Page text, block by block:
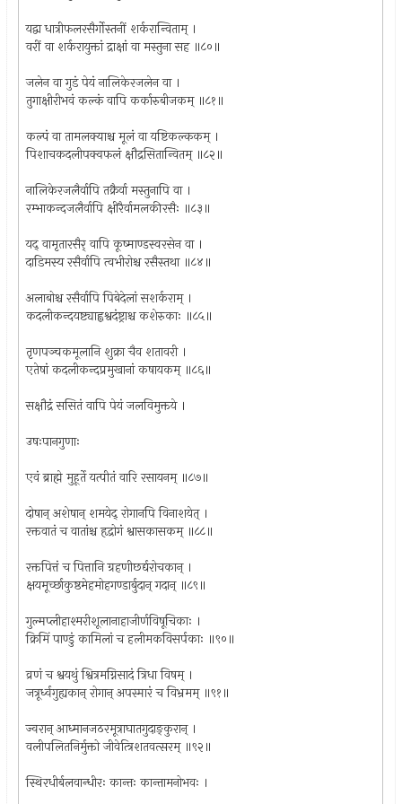
यद्वा धात्रीफलरसैर्गोस्तनीं शर्करान्विताम् ।
वरीं वा शर्करायुक्तां द्राक्षां वा मस्तुना सह ॥८०॥
जलेन वा गुडं पेयं नालिकेरजलेन वा ।
तुगाक्षीरीभवं कल्कं वापि कर्कारुबीजकम् ॥८१॥
कल्पं वा तामलक्याश्च मूलं वा यष्टिकल्ककम् ।
पिशाचकदलीपक्वफलं क्षौद्रसितान्वितम् ॥८२॥
नालिकेरजलैर्वापि तक्रैर्वा मस्तुनापि वा ।
रम्भाकन्दजलैर्वापि क्षीरैर्वामलकीरसैः ॥८३॥
यद् वामृतारसैर् वापि कूष्माण्डस्वरसेन वा ।
दाडिमस्य रसैर्वापि त्वभीरोश्च रसैस्तथा ॥८४॥
अलाबोश्च रसैर्वापि पिबेदेलां सशर्कराम् ।
कदलीकन्दयष्ट्याह्वश्वदंष्ट्राश्च कशेरुकाः ॥८५॥
तृणपञ्चकमूलानि शुक्रा चैव शतावरी ।
एतेषां कदलीकन्दप्रमुखानां कषायकम् ॥८६॥
सक्षौद्रं ससितं वापि पेयं जलविमुक्तये ।
उषःपानगुणाः
एवं ब्राह्मे मुहूर्ते यत्पीतं वारि रसायनम् ॥८७॥
दोषान् अशेषान् शमयेद् रोगानपि विनाशयेत् ।
रक्तवातं च वातांश्च हृद्रोगं श्वासकासकम् ॥८८॥
रक्तपित्तं च पित्तानि ग्रहणीछर्द्यरोचकान् ।
क्षयमूर्च्छाकुष्ठमेहमोहगण्डार्बुदान् गदान् ॥८९॥
गुल्मप्लीहाश्मरीशूलानाहाजीर्णविषूचिकाः ।
क्रिमिं पाण्डुं कामिलां च हलीमकविसर्पकाः ॥९०॥
व्रणं च श्वयथुं श्वित्रमग्निसादं त्रिधा विषम् ।
जत्रूर्ध्वगुह्यकान् रोगान् अपस्मारं च विभ्रमम् ॥९१॥
ज्वरान् आध्मानजठरमूत्राघातगुदाङ्कुरान् ।
वलीपलितनिर्मुक्तो जीवेत्त्रिशतवत्सरम् ॥९२॥
स्थिरधीर्बलवान्धीरः कान्तः कान्तामनोभवः ।